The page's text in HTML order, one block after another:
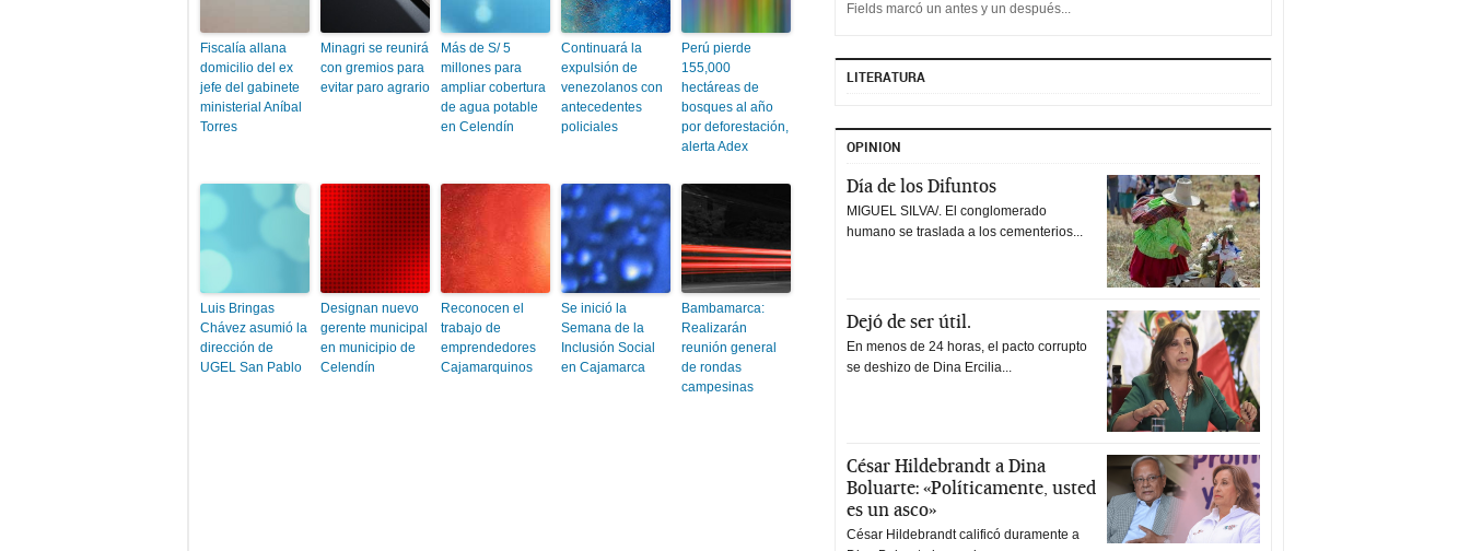
Fiscalía allana
domicilio del ex
jefe del gabinete
ministerial Aníbal
Torres
Minagri se reunirá
con gremios para
evitar paro agrario
Más de S/ 5
millones para
ampliar cobertura
de agua potable
en Celendín
Continuará la
expulsión de
venezolanos con
antecedentes
policiales
Perú pierde
155,000
hectáreas de
bosques al año
por deforestación,
alerta Adex
Luis Bringas
Chávez asumió la
dirección de
UGEL San Pablo
Designan nuevo
gerente municipal
en municipio de
Celendín
Reconocen el
trabajo de
emprendedores
Cajamarquinos
Se inició la
Semana de la
Inclusión Social
en Cajamarca
Bambamarca:
Realizarán
reunión general
de rondas
campesinas
Fields marcó un antes y un después...
LITERATURA
OPINION
Día de los Difuntos
MIGUEL SILVA/. El conglomerado
humano se traslada a los cementerios...
Dejó de ser útil.
En menos de 24 horas, el pacto corrupto
se deshizo de Dina Ercilia...
César Hildebrandt a Dina
Boluarte: «Políticamente, usted
es un asco»
César Hildebrandt calificó duramente a